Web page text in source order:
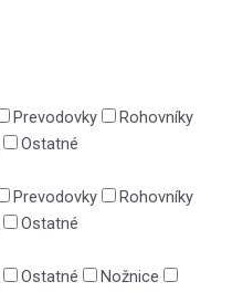
Prevodovky
Rohovníky
Ostatné
Prevodovky
Rohovníky
Ostatné
Ostatné Nožnice